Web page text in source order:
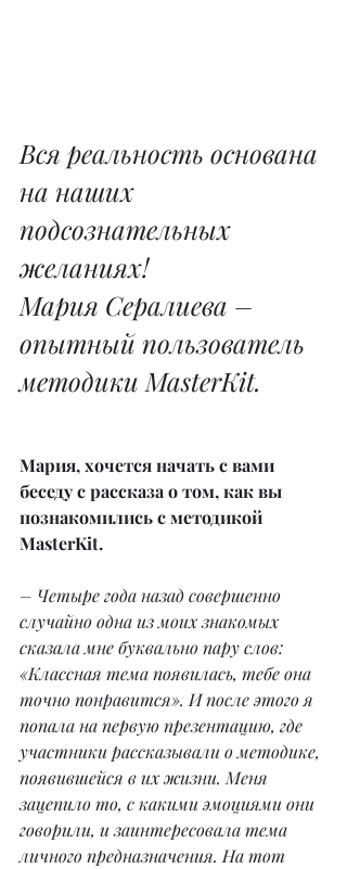
Вся реальность основана
на наших
подсознательных
желаниях!
Мария Сералиева –
опытный пользователь
методики MasterKit.
Мария, хочется начать с вами
беседу с рассказа о том, как вы
познакомились с методикой
MasterKit.
– Четыре года назад совершенно
случайно одна из моих знакомых
сказала мне буквально пару слов:
«Классная тема появилась, тебе она
точно понравится». И после этого я
попала на первую презентацию, где
участники рассказывали о методике,
появившейся в их жизни. Меня
зацепило то, с какими эмоциями они
говорили, и заинтересовала тема
личного предназначения. На тот